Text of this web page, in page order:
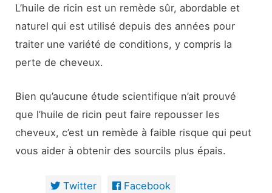
L’huile de ricin est un remède sûr, abordable et
naturel qui est utilisé depuis des années pour
traiter une variété de conditions, y compris la
perte de cheveux.
Bien qu’aucune étude scientifique n’ait prouvé
que l’huile de ricin peut faire repousser les
cheveux, c’est un remède à faible risque qui peut
vous aider à obtenir des sourcils plus épais.
Twitter Facebook